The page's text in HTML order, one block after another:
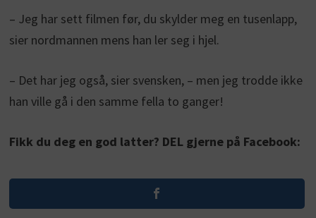
– Jeg har sett filmen før, du skylder meg en tusenlapp,
sier nordmannen mens han ler seg i hjel.
– Det har jeg også, sier svensken, – men jeg trodde ikke
han ville gå i den samme fella to ganger!
Fikk du deg en god latter? DEL gjerne på Facebook: